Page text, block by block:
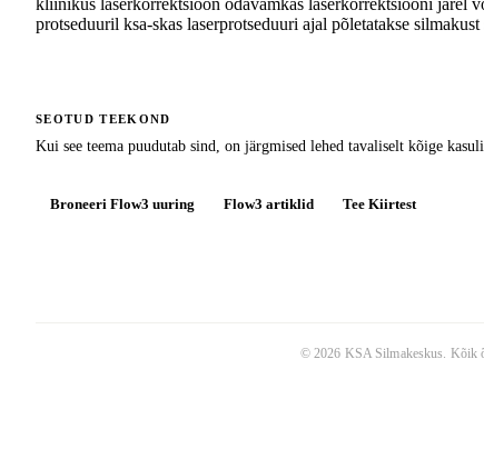
protseduuril ksa-skas laserprotseduuri ajal põletatakse silmakust
SEOTUD TEEKOND
Kui see teema puudutab sind, on järgmised lehed tavaliselt kõige
Broneeri Flow3 uuring Flow3 artiklid Tee Kiirtest
© 2026 KSA Silmakeskus . Kõik